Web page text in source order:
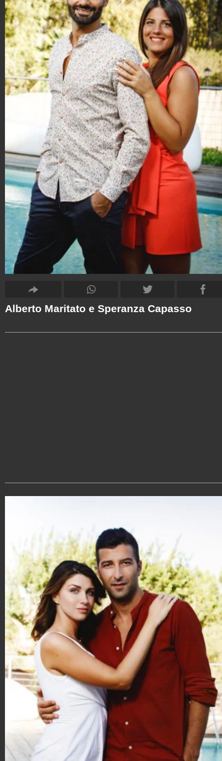
Alberto Maritato e Speranza Capasso